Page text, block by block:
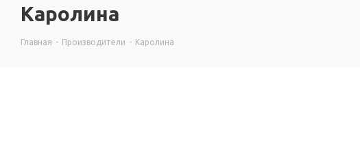
Каролина
Главная - Производители - Каролина